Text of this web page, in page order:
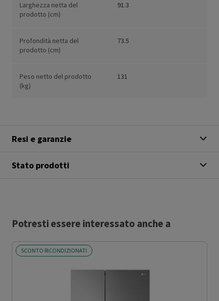
Larghezza netta del
prodotto (cm)
91.3
Profondità netta del
prodotto (cm)
73.5
Peso netto del prodotto
(kg)
131
Resi e garanzie
Stato prodotti
Potresti essere interessato anche a
SCONTO RICONDIZIONATI